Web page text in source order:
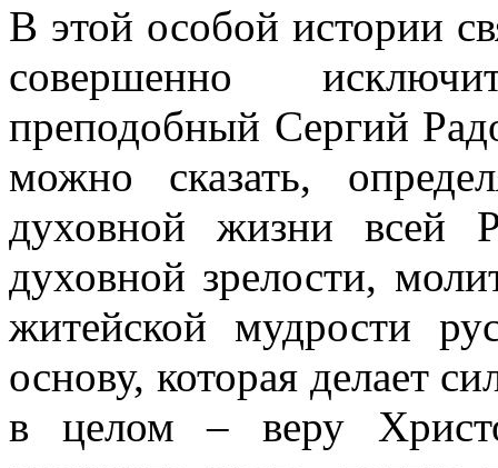
В этой особой истории
совершенно
преподобный Сергий
можно сказать,
духовной жизни всей
духовной зрелости,
житейской мудрости
основу, которая делает
в целом – веру